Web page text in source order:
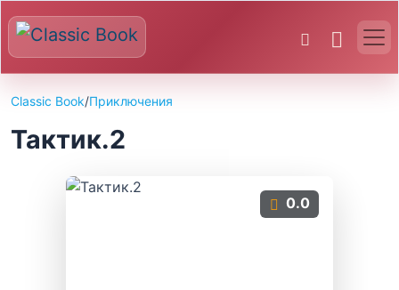
Classic Book/Приключения
Тактик.2
0.0